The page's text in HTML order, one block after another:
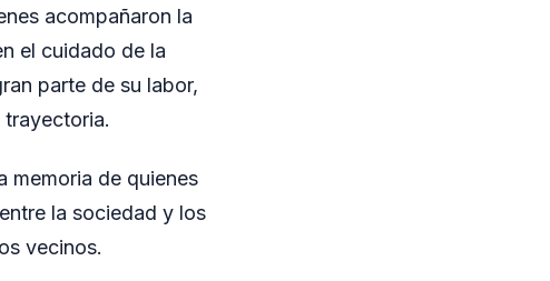
acompañaron la
el cuidado de la
parte de su labor,
memoria de quienes
la sociedad y los
vecinos.